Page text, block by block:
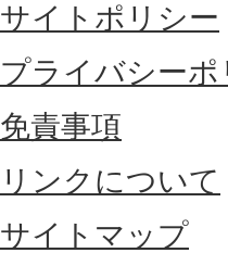
部
に
置
す
る
サイトポリシー
プライバシーポ
免責事項
リンクについて
サイトマップ